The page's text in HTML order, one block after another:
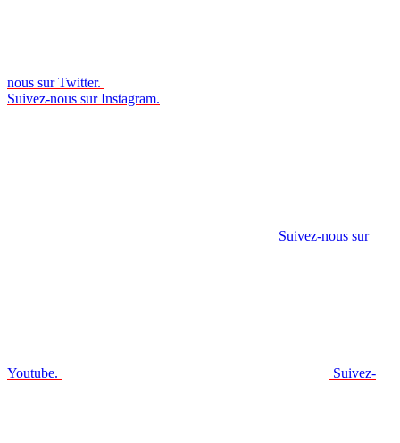
nous sur Twitter.
Suivez-nous sur Instagram.
Suivez-nous sur
Youtube. Suivez-